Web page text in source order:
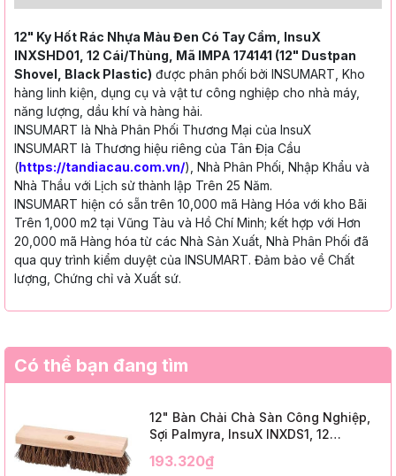
12" Ky Hốt Rác Nhựa Màu Đen Có Tay Cầm, InsuX
INXSHD01, 12 Cái/Thùng, Mã IMPA 174141 (12" Dustpan
Shovel, Black Plastic) được phân phối bởi INSUMART, Kho
hàng linh kiện, dụng cụ và vật tư công nghiệp cho nhà máy,
năng lượng, dầu khí và hàng hải.
INSUMART là Nhà Phân Phối Thương Mại của InsuX
INSUMART là Thương hiệu riêng của Tân Địa Cầu
(https://tandiacau.com.vn/), Nhà Phân Phối, Nhập Khẩu và
Nhà Thầu với Lịch sử thành lập Trên 25 Năm.
INSUMART hiện có sẵn trên 10,000 mã Hàng Hóa với kho Bãi
Trên 1,000 m2 tại Vũng Tàu và Hồ Chí Minh; kết hợp với Hơn
20,000 mã Hàng hóa từ các Nhà Sản Xuất, Nhà Phân Phối đã
qua quy trình kiểm duyệt của INSUMART. Đảm bảo về Chất
lượng, Chứng chỉ và Xuất sứ.
Có thể bạn đang tìm
12" Bàn Chải Chà Sàn Công Nghiệp,
Sợi Palmyra, InsuX INXDS1, 12
Trim)
193.320₫